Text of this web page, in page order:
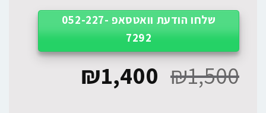
שלחו הודעת וואטסאפ 052-227-
7292
₪1,500
₪1,400